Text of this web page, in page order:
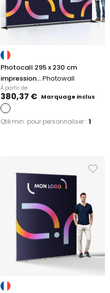
Photocall 295 x 230 cm
impression...Photowall
À partir de
380,37 € Marquage inclus
Qté min. pour personnaliser : 1